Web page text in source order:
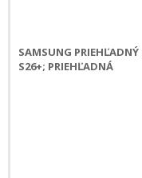
SAMSUNG
S26+; PRIEHĽADNÁ